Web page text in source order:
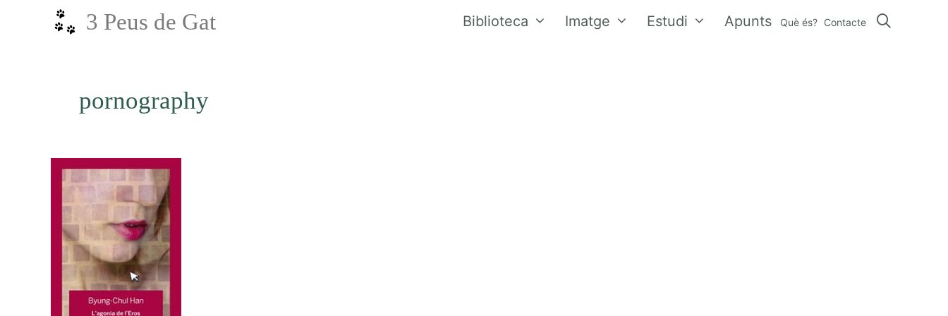
3 Peus de Gat Biblioteca Imatge Estudi Apunts Què és? Contacte
pornography